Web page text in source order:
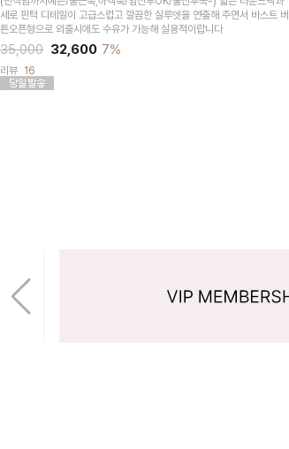
세로 핀턱 디테일이 고급스럽고 깔끔한 실루엣을 연출해 주면서 바스트 버
튼오픈형으로 외출시에도 수유가 가능해 실용적이랍니다
35,000 32,600 7%
리뷰 16